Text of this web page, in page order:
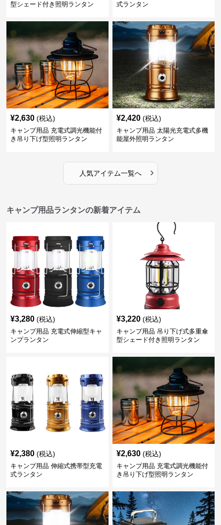
型シェード付き照明ランタン
式ランタン
¥2,630 (税込)
キャンプ用品 充電式調光機能付
き吊り下げ型照明ランタン
¥2,420 (税込)
キャンプ用品 太陽光充電式多機
能屋外照明ランタン
人気アイテム一覧へ ›
キャンプ用品ランタンの新着アイテム
¥3,280 (税込)
キャンプ用品 充電式伸縮型キャ
ンプランタン
¥3,220 (税込)
キャンプ用品 吊り下げ式多重傘
型シェード付き照明ランタン
¥2,380 (税込)
キャンプ用品 伸縮式携帯型充電
式ランタン
¥2,630 (税込)
キャンプ用品 充電式調光機能付
き吊り下げ型照明ランタン